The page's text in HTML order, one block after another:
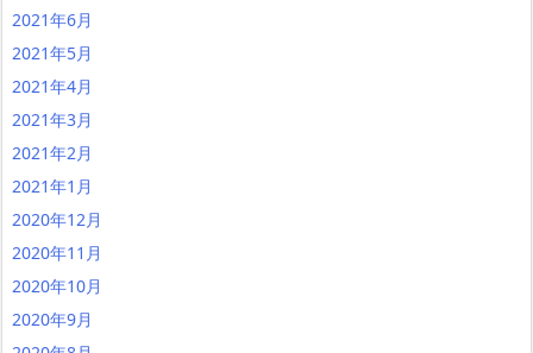
2021年6月
2021年5月
2021年4月
2021年3月
2021年2月
2021年1月
2020年12月
2020年11月
2020年10月
2020年9月